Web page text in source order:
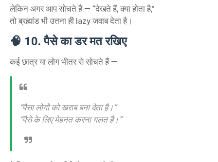
लेकिन अगर आप सोचते हैं — “देखते हैं, क्या होता है,”
तो ब्रह्मांड भी उतना ही lazy जवाब देता है।
🧠 10. पैसे का डर मत रखिए
कई छात्र या लोग भीतर से सोचते हैं —
“पैसा लोगों को खराब बना देता है।”
“पैसे के लिए मेहनत करना गलत है।”